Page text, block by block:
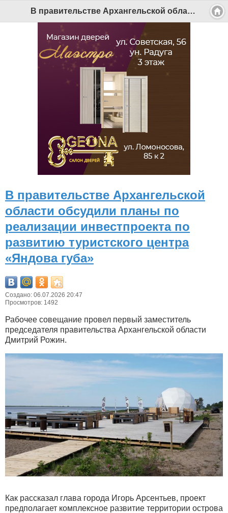
В правительстве Архангельской области обсудили планы по реализации инвестпроекта по развитию туристского центра «Яндова губа» - Беломорканал Северодвинск tv29.ru
В правительстве Архангельской
области обсудили планы по
реализации инвестпроекта по
развитию туристского центра
«Яндова губа»
Создано: 06.07.2026 20:47
Просмотров: 1492
Рабочее совещание провел первый заместитель
председателя правительства Архангельской области
Дмитрий Рожин.
Как рассказал глава города Игорь Арсентьев, проект
предполагает комплексное развитие территории острова